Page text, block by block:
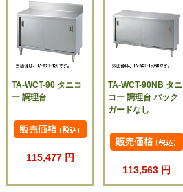
TA-WCT-90 タニコ
ー 調理台
115,477 円
TA-WCT-90NB タニ
コー 調理台 バック
ガードなし
113,563 円